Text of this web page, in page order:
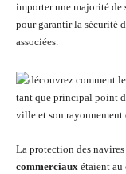
importer une majorité de
pour garantir la sécurité
associées.
La protection des
commerciaux étaient au